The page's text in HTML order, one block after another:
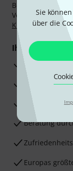
Sie
über die
Bezahlen Sie
Vorkasse, PayPal,
Klarna
Ihre Vorteile
3 Jahre
30 Tage
Beratung
Europas